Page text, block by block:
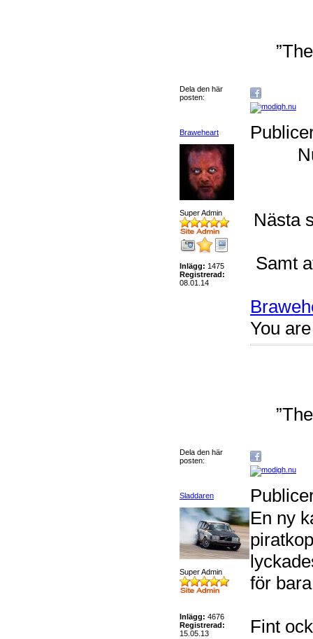
Dela den här
posten:
Braweheart
Super Admin
Inlägg: 1475
Registrerad:
08.01.14
Nästa
Samt
You
Dela den här
posten:
Sladdaren
Super Admin
Inlägg: 4676
Registrerad:
15.05.13
En ny
för
Fint